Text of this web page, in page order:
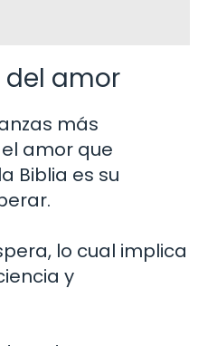
del amor
más
amor que
Biblia es su
lo cual implica
y